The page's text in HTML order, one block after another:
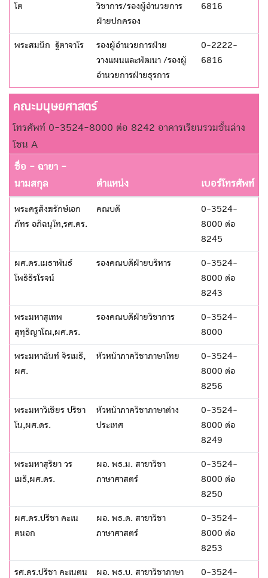
โต
วิชาการ/รองผู้อำนวยการ
ฝ่ายปกครอง
6816
พระสมนึก ฐิตาจาโร
รองผู้อำนวยการฝ่าย
วางแผนและพัฒนา /รองผู้
อำนวยการฝ่ายธุรการ
0-2222-
6816
คณะมนุษยศาสตร์
โทรศัพท์ 0-3524-8000 ต่อ 8242 อาคารเรียนรวมชั้นล่าง
โซน A
ชื่อ - ฉายา -
นามสกุล
ตำแหน่ง เบอร์โทรศัพท์
พระครูสังฆรักษ์เอก
ภัทร อภิฉนฺโท,รศ.ดร.
คณบดี
0-3524-
8000 ต่อ
8245
ผศ.ดร.เมธาพันธ์
โพธิธีรโรจน์
รองคณบดีฝ่ายบริหาร
0-3524-
8000 ต่อ
8243
พระมหาสุเทพ
สุทฺธิญาโณ,ผศ.ดร.
รองคณบดีฝ่ายวิชาการ
0-3524-
8000
พระมหาฉันท์ จิรเมธี,
ผศ.
หัวหน้าภาควิชาภาษาไทย
0-3524-
8000 ต่อ
8256
พระมหาวิเชียร ปริชา
โน,ผศ.ดร.
หัวหน้าภาควิชาภาษาต่าง
ประเทศ
0-3524-
8000 ต่อ
8249
พระมหาสุริยา วร
เมธี,ผศ.ดร.
ผอ. พธ.ม. สาขาวิชา
ภาษาศาสตร์
0-3524-
8000 ต่อ
8250
ผศ.ดร.ปรีชา คะเน
ตนอก
ผอ. พธ.ด. สาขาวิชา
ภาษาศาสตร์
0-3524-
8000 ต่อ
8253
รศ.ดร.ปรีชา คะเนตน
ผอ. พธ.บ. สาขาวิชาภาษา
0-3524-